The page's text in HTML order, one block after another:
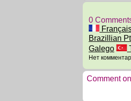
0
Brazillian
Galego
Нет
Comment